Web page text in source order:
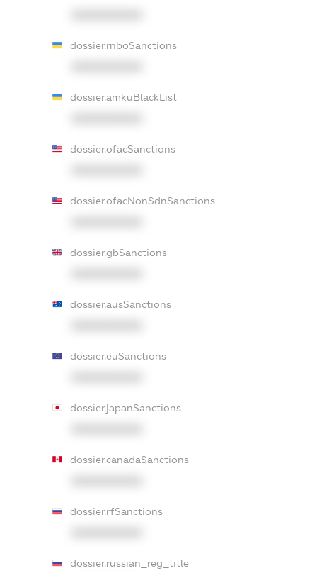
dossier.rnboSanctions
dossier.amkuBlackList
dossier.ofacSanctions
dossier.ofacNonSdnSanctions
dossier.gbSanctions
dossier.ausSanctions
dossier.euSanctions
dossier.japanSanctions
dossier.canadaSanctions
dossier.rfSanctions
dossier.russian_reg_title